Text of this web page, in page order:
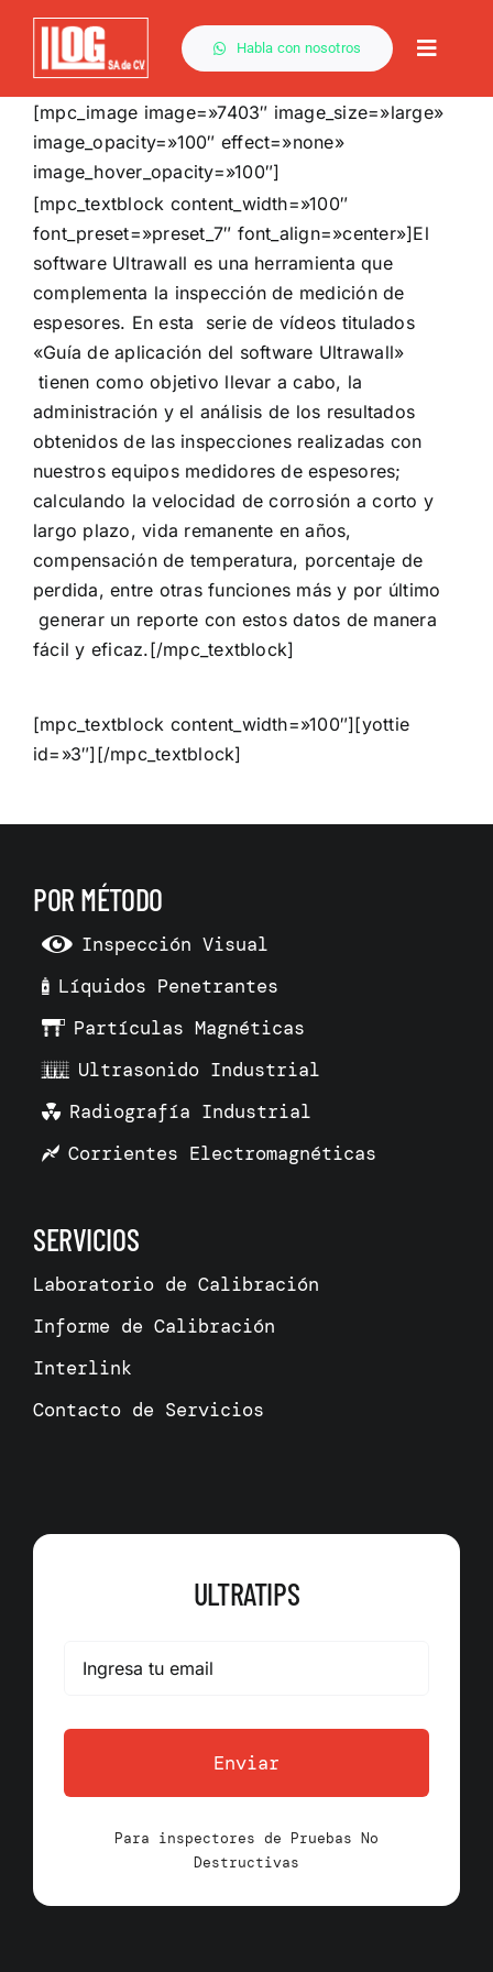
Saltar
contenido
Habla con nosotros
Toggle
[mpc_image image=»7403″ image_size=»large»
image_opacity=»100″ effect=»none»
image_hover_opacity=»100″]
[mpc_textblock content_width=»100″
font_preset=»preset_7″ font_align=»center»]El
software Ultrawall es una herramienta que
complementa la inspección de medición de
espesores. En esta serie de vídeos titulados
«Guía de aplicación del software Ultrawall»
tienen como objetivo llevar a cabo, la
administración y el análisis de los resultados
obtenidos de las inspecciones realizadas con
nuestros equipos medidores de espesores;
calculando la velocidad de corrosión a corto y
largo plazo, vida remanente en años,
compensación de temperatura, porcentaje de
perdida, entre otras funciones más y por último
generar un reporte con estos datos de manera
fácil y eficaz.[/mpc_textblock]
[mpc_textblock content_width=»100″][yottie
id=»3″][/mpc_textblock]
POR MÉTODO
Inspección Visual
Líquidos Penetrantes
Partículas Magnéticas
Ultrasonido Industrial
Radiografía Industrial
Corrientes Electromagnéticas
SERVICIOS
Laboratorio de Calibración
Informe de Calibración
Interlink
Contacto de Servicios
ULTRATIPS
Enviar
Para inspectores de Pruebas No
Destructivas